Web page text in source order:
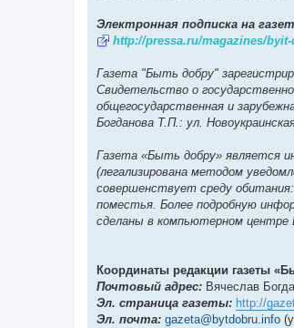
Электронная подписка на
http://pressa.ru/magazines/
Газета "Быть добру"
Свидетельство о
общегосударственная и
Богданова Т.П.: ул.
Газета «Быть добру» является
(легализирована методом
совершенствует среду
поместья. Более подробную
сделаны в компьютерном
Координаты редакции газеты
Почтовый адрес: Вячеслав
Эл. страница газеты: http://
Эл. почта: gazeta@bytdobru.info